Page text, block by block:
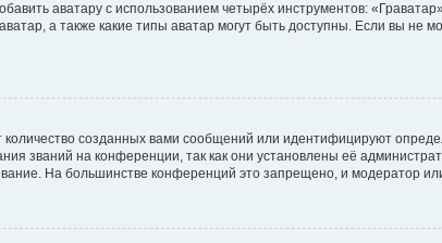
аватару с использованием четырёх инструментов:
а также какие типы аватар могут быть доступны. Если вы не
созданных вами сообщений или идентифицируют
званий на конференции, так как они установлены её
На большинстве конференций это запрещено, и модератор